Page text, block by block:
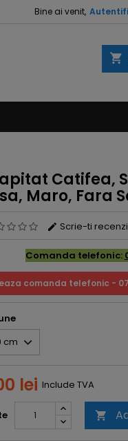
Bine ai venit,
shopping_cart
Catifea,
Maro, Fara
Scrie-ti
Comanda telefonic:
comanda telefonic -
lei Include TVA
